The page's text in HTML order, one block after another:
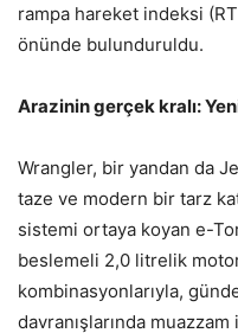
rampa hareket indeksi
önünde bulunduruldu.
Arazinin gerçek kralı:
Wrangler, bir yandan da
taze ve modern bir tarz
sistemi ortaya koyan e-
beslemeli 2,0 litrelik
kombinasyonlarıyla,
davranışlarında